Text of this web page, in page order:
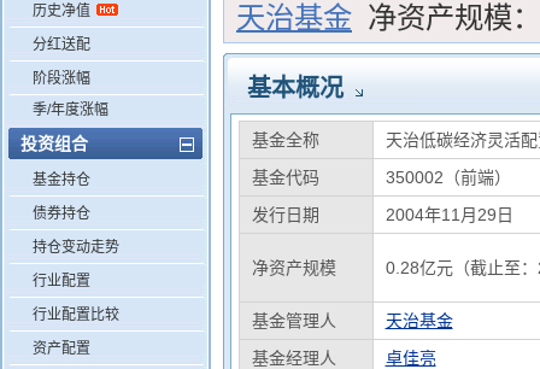
历史净值
分红送配
阶段涨幅
季/年度涨幅
投资组合
基金持仓
债券持仓
持仓变动走势
行业配置
行业配置比较
资产配置
天治基金 净资产规模：
基本概况
基金全称
天治低碳经济灵活
基金代码
350002（前端）
发行日期
2004年11月29日
净资产规模 0.28亿元（截止至
基金管理人
天治基金
基金经理人
卓佳亮